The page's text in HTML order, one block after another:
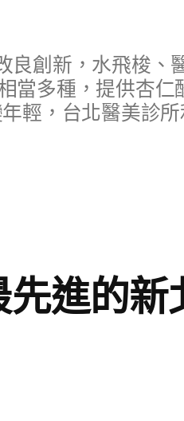
良創新，水飛梭、
當多種，提供杏仁
輕，台北醫美診所
進的新